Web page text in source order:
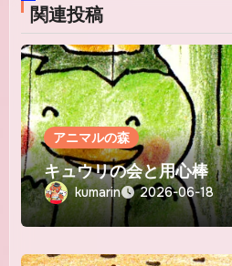
関連投稿
アニマルの森
キュウリの会と用心棒
kumarin 2026-06-18